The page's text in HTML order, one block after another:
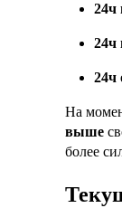
24ч
24ч
24ч
На
выше
более